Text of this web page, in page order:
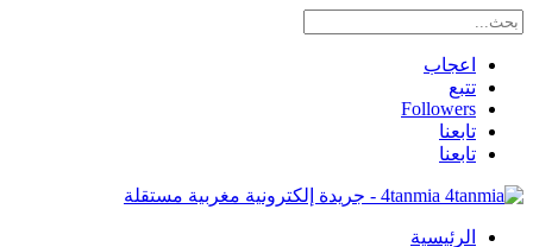
اعجاب
تتبع
Followers
تابعنا
تابعنا
4tanmia - جريدة إلكترونية مغربية مستقلة
الرئيسية